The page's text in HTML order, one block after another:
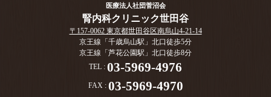
医療法人社団菅沼会
腎内科クリニック世田谷
〒157-0062 東京都世田谷区南烏山4-21-14
京王線「千歳烏山駅」北口徒歩5分
京王線「芦花公園駅」北口徒歩8分
TEL : 03-5969-4976
FAX : 03-5969-4970